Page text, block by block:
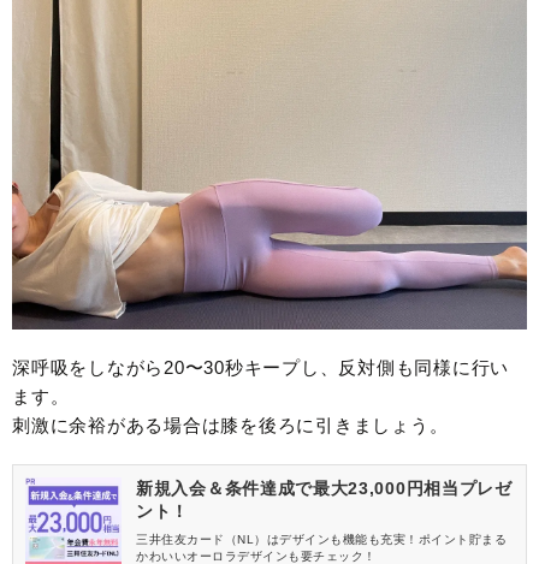
深呼吸をしながら20〜30秒キープし、反対側も同様に行い
ます。
刺激に余裕がある場合は膝を後ろに引きましょう。
新規入会＆条件達成で最大23,000円相当プレゼ
ント！
三井住友カード（NL）はデザインも機能も充実！ポイント貯まる
かわいいオーロラデザインも要チェック！